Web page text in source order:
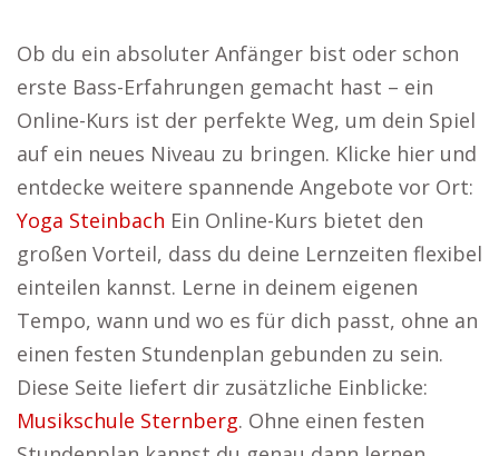
Ob du ein absoluter Anfänger bist oder schon
erste Bass-Erfahrungen gemacht hast – ein
Online-Kurs ist der perfekte Weg, um dein Spiel
auf ein neues Niveau zu bringen. Klicke hier und
entdecke weitere spannende Angebote vor Ort:
Yoga Steinbach Ein Online-Kurs bietet den
großen Vorteil, dass du deine Lernzeiten flexibel
einteilen kannst. Lerne in deinem eigenen
Tempo, wann und wo es für dich passt, ohne an
einen festen Stundenplan gebunden zu sein.
Diese Seite liefert dir zusätzliche Einblicke:
Musikschule Sternberg. Ohne einen festen